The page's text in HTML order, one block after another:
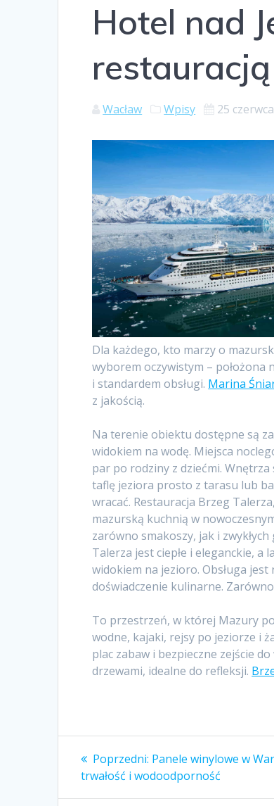
Hotel nad
restauracją
Wacław Wpisy 25
Dla każdego, kto marzy o
wyborem oczywistym – położona
i standardem obsługi. Marina
z jakością.
Na terenie obiektu dostępne są
widokiem na wodę. Miejsca
par po rodziny z dziećmi.
taflę jeziora prosto z tarasu lub
wracać. Restauracja Brzeg
mazurską kuchnią w
zarówno smakoszy, jak i
Talerza jest ciepłe i eleganckie,
widokiem na jezioro. Obsługa
doświadczenie kulinarne.
To przestrzeń, w której Mazury
wodne, kajaki, rejsy po jeziorze i
plac zabaw i bezpieczne zejście
drzewami, idealne do refleksji.
Nawigacja
wpisu
Poprzedni: Poprzedni
wpis:
Panele winylowe w
trwałość i wodoodporność